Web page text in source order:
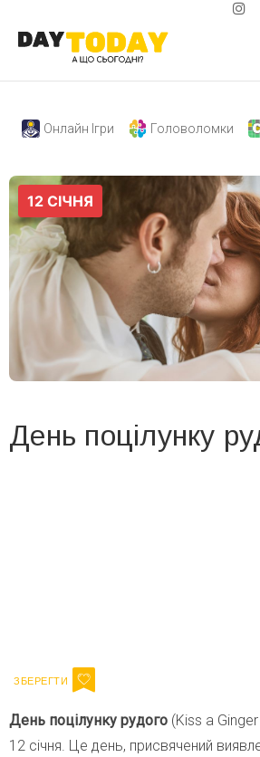
Онлайн Ігри Головоломки
День поцілунку
День поцілунку рудого (Kiss a
12 січня. Це день, присвячений